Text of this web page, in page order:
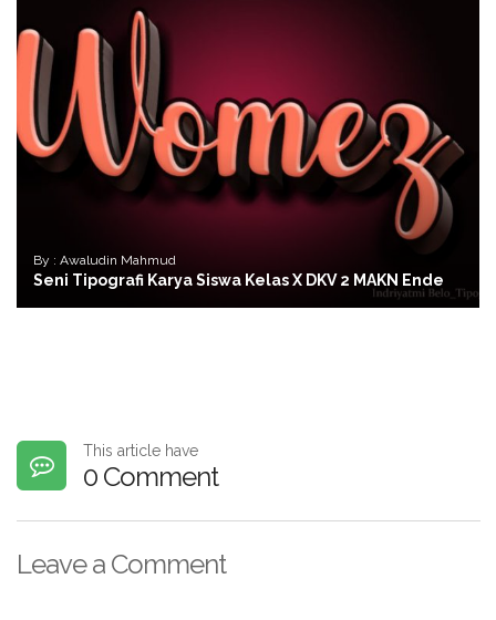
By : Awaludin Mahmud
Seni Tipografi Karya Siswa Kelas X DKV 2 MAKN Ende
This article have
0 Comment
Leave a Comment